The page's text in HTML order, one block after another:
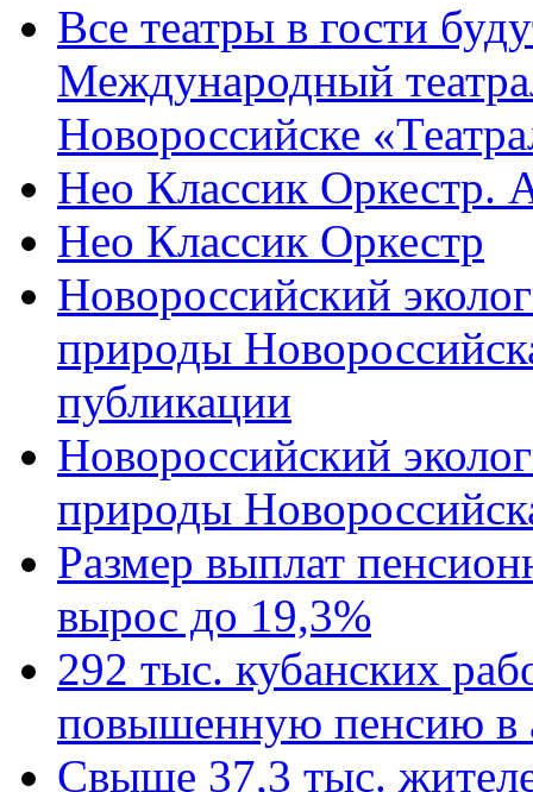
Все театры в гости
Международный
Новороссийске
Нео Классик Оркестр.
Нео Классик Оркестр
Новороссийский
природы
публикации
Новороссийский
природы
Размер выплат
вырос до 19,3%
292 тыс. кубанских
повышенную пенсию в
Свыше 37,3 тыс.